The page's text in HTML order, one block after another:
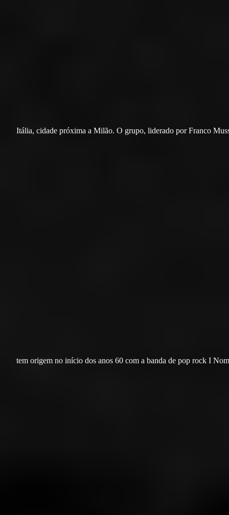
Itália, cidade próxima a Milão. O grupo, liderado por Franco
tem origem no início dos anos 60 com a banda de pop rock I